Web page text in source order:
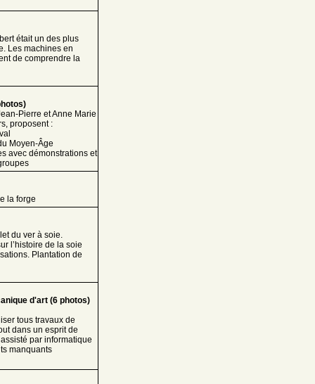
était un des plus
Les machines en
de comprendre la
Pierre et Anne Marie
proposent :
Moyen-Âge
avec démonstrations et
la forge
du ver à soie.
l’histoire de la soie
Plantation de
d'art (6 photos)
tous travaux de
dans un esprit de
par informatique
manquants